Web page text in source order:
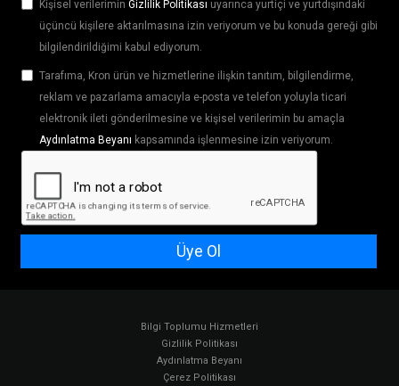
Kişisel verilerimin Gizlilik Politikası uyarınca yurtiçi ve yurtdışındaki
üçüncü kişilere aktarılmasına izin veriyorum ve bu konuda gereği gibi
bilgilendirildiğimi kabul ediyorum.
Tarafıma, Kron ürün ve hizmetlerine ilişkin tanıtım, bilgilendirme,
reklam ve pazarlama amacıyla e-posta ve telefon yoluyla ticari
elektronik ileti gönderilmesine ve kişisel verilerimin bu amaçla
Aydınlatma Beyanı kapsamında işlenmesine izin veriyorum.
Üye Ol
Bilgi Toplumu Hizmetleri
Gizlilik Politikası
Aydınlatma Beyanı
Çerez Politikası